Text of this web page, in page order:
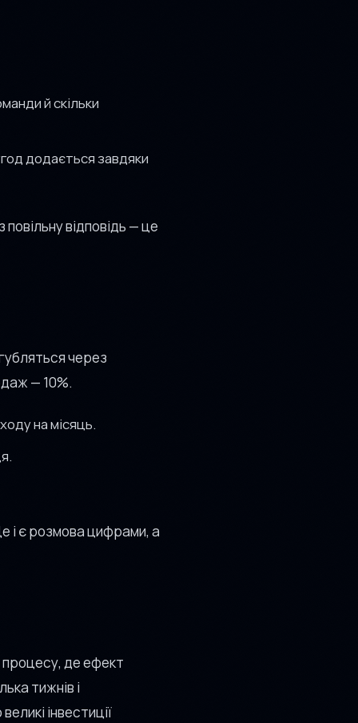
й скільки
додається завдяки
відповідь — це
через
— 10%.
на місяць.
і є розмова цифрами, а
процесу, де ефект
тижнів і
інвестиції